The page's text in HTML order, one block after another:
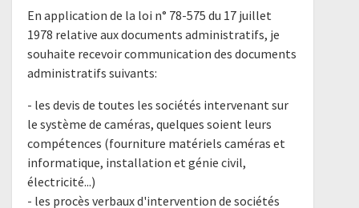
En application de la loi n° 78-575 du 17 juillet
1978 relative aux documents administratifs, je
souhaite recevoir communication des documents
administratifs suivants:
- les devis de toutes les sociétés intervenant sur
le système de caméras, quelques soient leurs
compétences (fourniture matériels caméras et
informatique, installation et génie civil,
électricité...)
- les procès verbaux d'intervention de sociétés